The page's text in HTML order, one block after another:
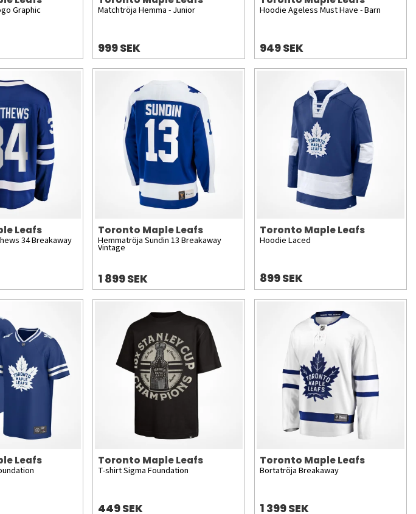
Graphic
Matchtröja Hemma - Junior
999 SEK
Hoodie Ageless Must Have - Barn
949 SEK
Leafs
34 Breakaway
Toronto Maple Leafs
Hemmatröja Sundin 13 Breakaway
Vintage
1 899 SEK
Toronto Maple Leafs
Hoodie Laced
899 SEK
Leafs
Toronto Maple Leafs
T-shirt Sigma Foundation
449 SEK
Toronto Maple Leafs
Bortatröja Breakaway
1 399 SEK